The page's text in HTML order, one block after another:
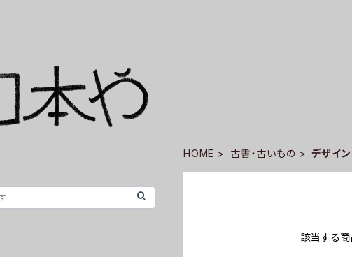
HOME 古書・古いもの デザイン
該当する商